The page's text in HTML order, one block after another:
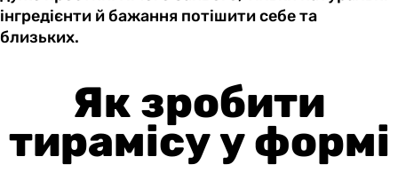
інгредієнти й бажання потішити себе та
близьких.
Як зробити
тирамісу у формі